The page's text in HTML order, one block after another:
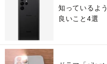
知っているよ
良いこと4選